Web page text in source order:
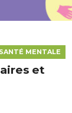
SANTÉ MENTALE
et